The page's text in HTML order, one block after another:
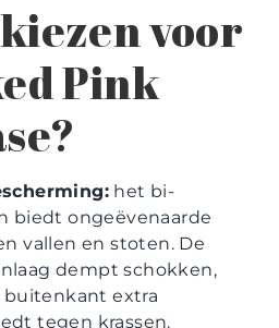
voor
Pink
het bi-
biedt ongeëvenaarde
vallen en stoten. De
dempt schokken,
extra
tegen krassen.